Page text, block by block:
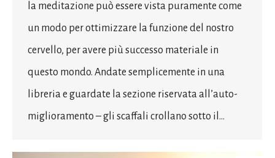
la meditazione può essere vista puramente come
un modo per ottimizzare la funzione del nostro
cervello, per avere più successo materiale in
questo mondo. Andate semplicemente in una
libreria e guardate la sezione riservata all’auto-
miglioramento – gli scaffali crollano sotto il…